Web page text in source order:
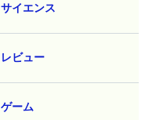
サイエンス
レビュー
ゲーム